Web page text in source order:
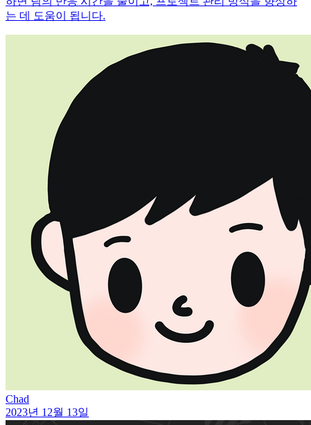
는 데 도움이 됩니다.
Chad
2023년 12월 13일